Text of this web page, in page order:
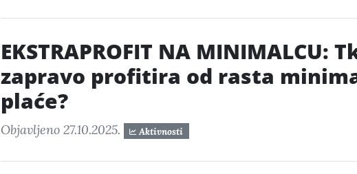
EKSTRAPROFIT NA MINIMALCU:
zapravo profitira od rasta
plaće?
Objavljeno 27.10.2025. Aktivnosti